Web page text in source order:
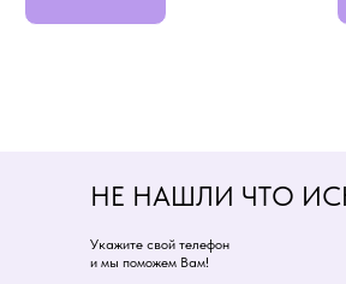
НЕ НАШЛИ ЧТО
Укажите свой телефон
и мы поможем Вам!